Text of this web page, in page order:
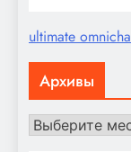
ultimate
Архивы
Архивы